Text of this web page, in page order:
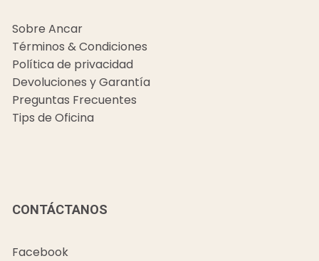
Sobre Ancar
Términos & Condiciones
Política de privacidad
Devoluciones y Garantía
Preguntas Frecuentes
Tips de Oficina
CONTÁCTANOS
Facebook